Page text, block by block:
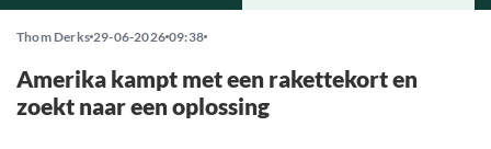
Thom Derks 29-06-2026 09:38
Amerika kampt met een rakettekort en
zoekt naar een oplossing